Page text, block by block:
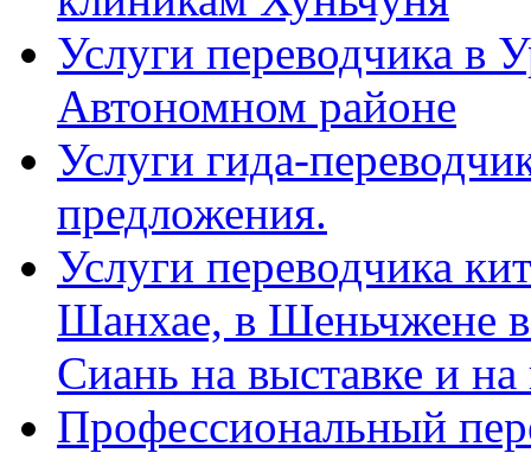
Услуги переводчика в
Автономном районе
Услуги гида-
предложения.
Услуги переводчика
Шанхае, в Шеньчжене
Сиань на выставке и
Профессиональный